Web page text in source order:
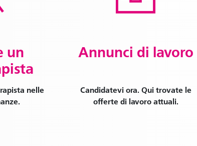
un
nelle
Annunci di lavoro
Candidatevi ora. Qui trovate le
offerte di lavoro attuali.